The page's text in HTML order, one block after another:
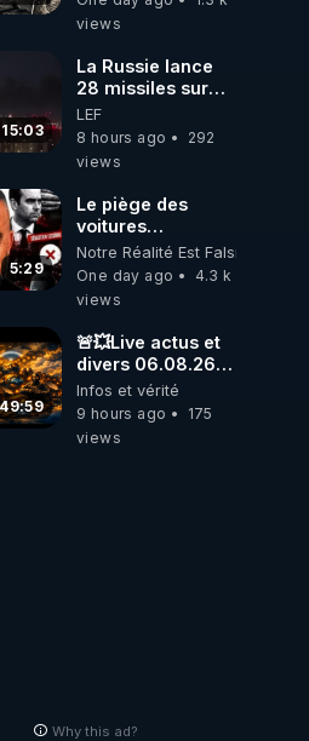
avec John Doe
views
15:03
La Russie lance
28 missiles sur
Kiev, l'attaque
révèle la faiblesse
de Kiev
LEF
8 hours ago
292
views
5:29
Le piège des
voitures
électriques se
referme sur les
usagers !
Notre Réalité Est Falsifiée Et
One day ago
4.3 k
views
🚨💥Live actus et
divers 06.08.26💥
🚨
Infos et vérité
9 hours ago
175
views
Why this ad?